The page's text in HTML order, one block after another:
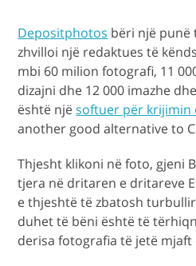
Depositphotos bëri një punë
zhvilloi një redaktues të
mbi 60 milion fotografi, 11
dizajni dhe 12 000 imazhe
është njësoftuer për
another good alternative to
Thjesht klikoni në foto, gjeni
tjera në dritaren e dritareve
e thjeshtë të zbatosh
duhet të bëni është të
derisa fotografia të jetë mjaft